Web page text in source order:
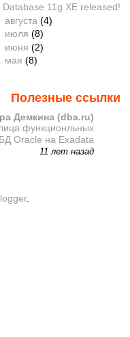
Database 11g XE released!
августа(4)
июля(8)
июня(2)
мая(8)
Полезные ссылки
Демкина (dba.ru)
функционльных
Oracle на Exadata
11 лет назад
.